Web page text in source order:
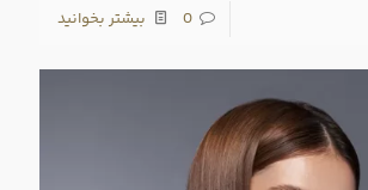
0 بیشتر بخوانید